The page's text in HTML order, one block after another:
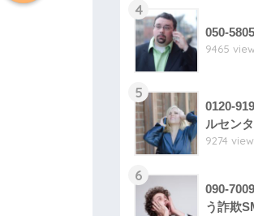
4
050-
9465
5
0120-
ルセン
9274
6
090-
う詐欺